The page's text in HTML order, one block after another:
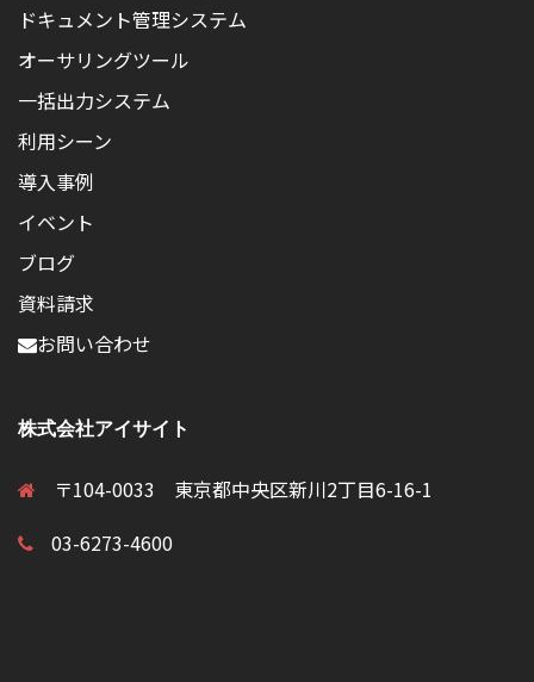
ドキュメント管理システム
オーサリングツール
一括出力システム
利用シーン
導入事例
イベント
ブログ
資料請求
お問い合わせ
株式会社アイサイト
〒104-0033 東京都中央区新川2丁目6-16-1
03-6273-4600